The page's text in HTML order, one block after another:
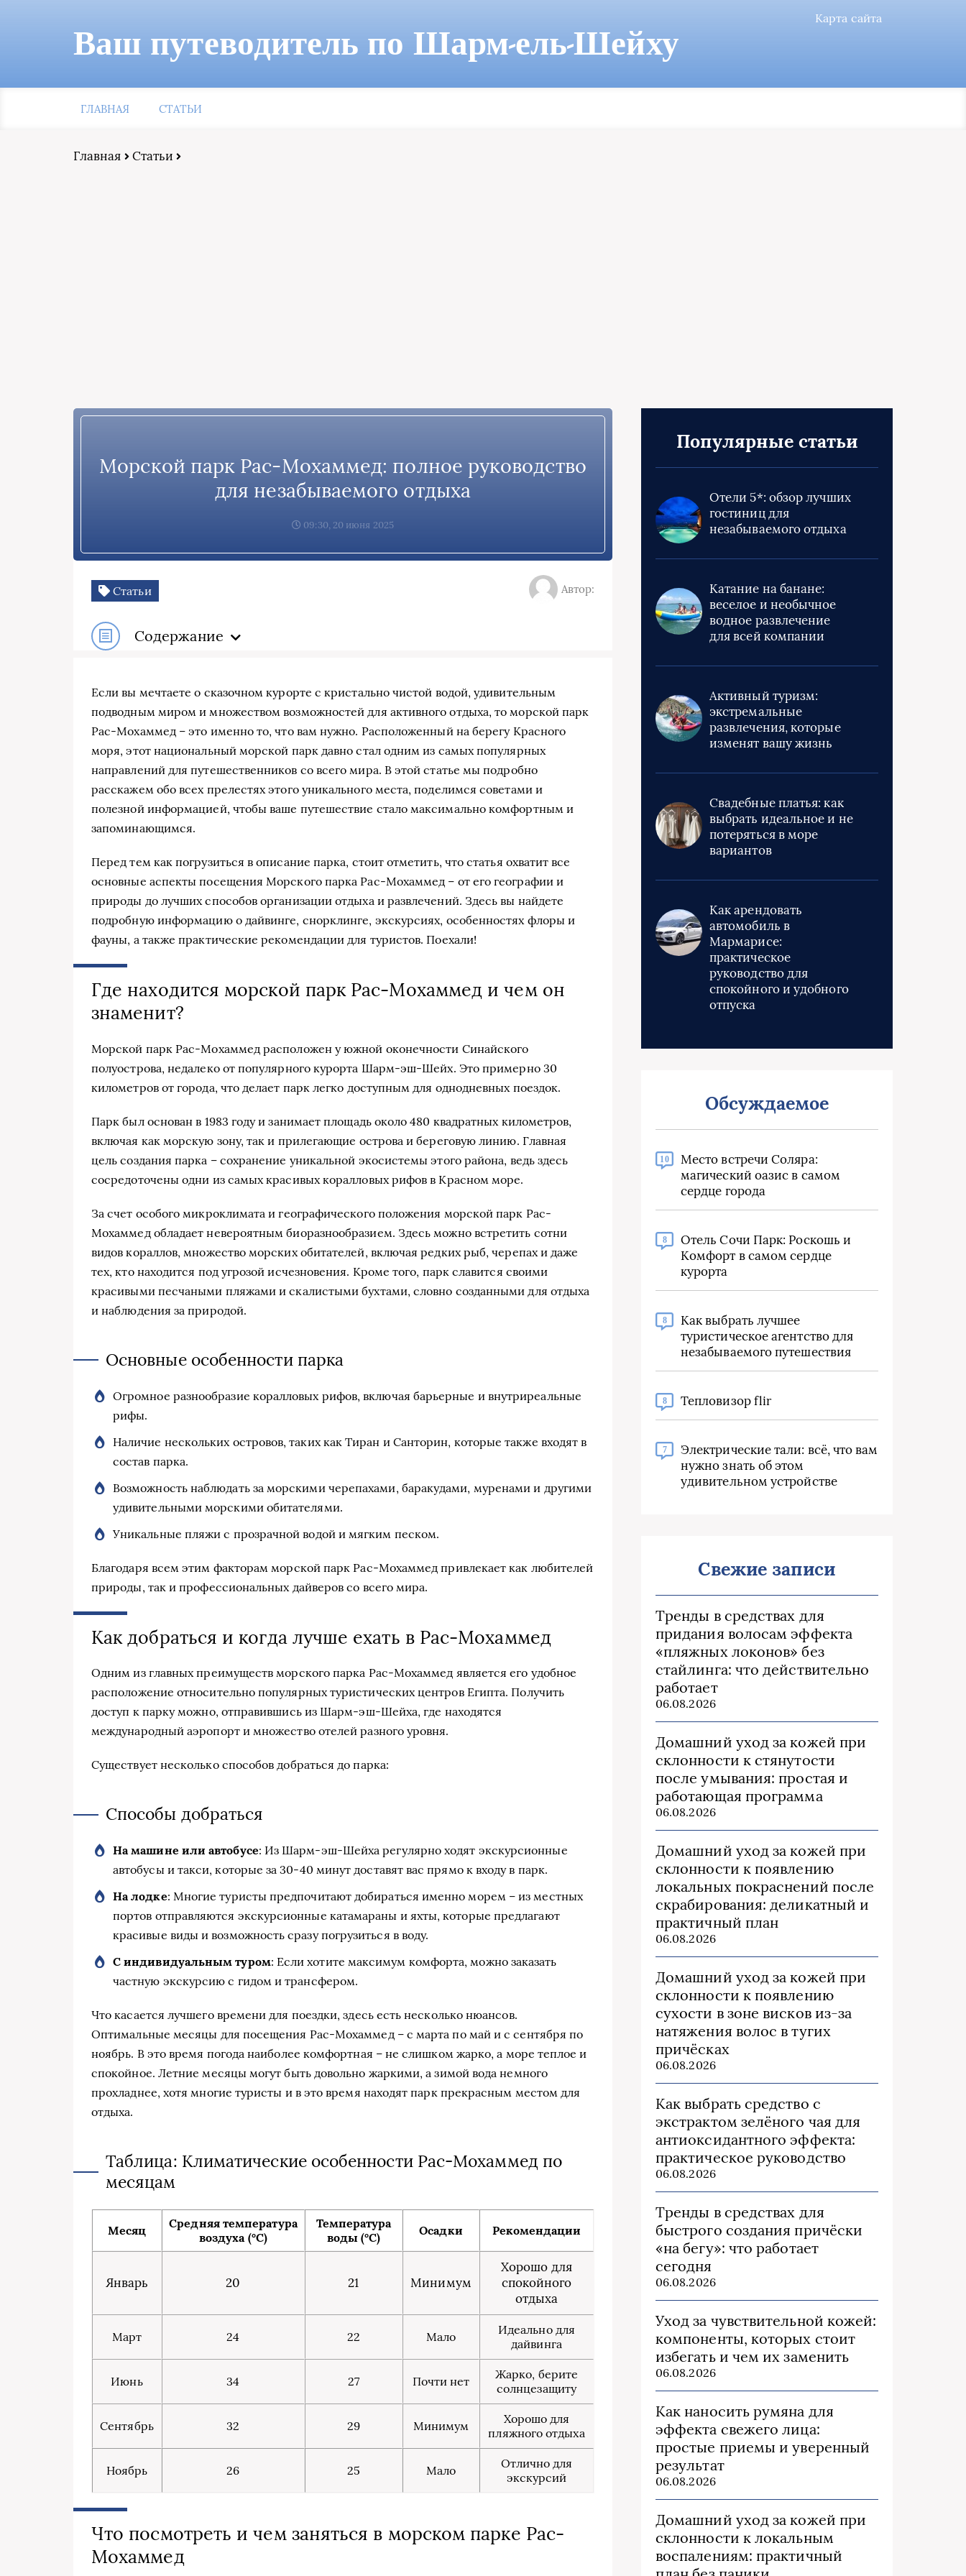
Карта сайта
Ваш путеводитель по Шарм-ель-Шейху
ГЛАВНАЯ СТАТЬИ
Главная Статьи
Морской парк Рас-Мохаммед: полное руководство
для незабываемого отдыха
09:30, 20 июня 2025
Статьи Автор:
Содержание
Если вы мечтаете о сказочном курорте с кристально чистой водой, удивительным
подводным миром и множеством возможностей для активного отдыха, то морской парк
Рас-Мохаммед – это именно то, что вам нужно. Расположенный на берегу Красного
моря, этот национальный морской парк давно стал одним из самых популярных
направлений для путешественников со всего мира. В этой статье мы подробно
расскажем обо всех прелестях этого уникального места, поделимся советами и
полезной информацией, чтобы ваше путешествие стало максимально комфортным и
запоминающимся.
Перед тем как погрузиться в описание парка, стоит отметить, что статья охватит все
основные аспекты посещения Морского парка Рас-Мохаммед – от его географии и
природы до лучших способов организации отдыха и развлечений. Здесь вы найдете
подробную информацию о дайвинге, снорклинге, экскурсиях, особенностях флоры и
фауны, а также практические рекомендации для туристов. Поехали!
Где находится морской парк Рас-Мохаммед и чем он
знаменит?
Морской парк Рас-Мохаммед расположен у южной оконечности Синайского
полуострова, недалеко от популярного курорта Шарм-эш-Шейх. Это примерно 30
километров от города, что делает парк легко доступным для однодневных поездок.
Парк был основан в 1983 году и занимает площадь около 480 квадратных километров,
включая как морскую зону, так и прилегающие острова и береговую линию. Главная
цель создания парка – сохранение уникальной экосистемы этого района, ведь здесь
сосредоточены одни из самых красивых коралловых рифов в Красном море.
За счет особого микроклимата и географического положения морской парк Рас-
Мохаммед обладает невероятным биоразнообразием. Здесь можно встретить сотни
видов кораллов, множество морских обитателей, включая редких рыб, черепах и даже
тех, кто находится под угрозой исчезновения. Кроме того, парк славится своими
красивыми песчаными пляжами и скалистыми бухтами, словно созданными для отдыха
и наблюдения за природой.
Основные особенности парка
Огромное разнообразие коралловых рифов, включая барьерные и внутриреальные
рифы.
Наличие нескольких островов, таких как Тиран и Санторин, которые также входят в
состав парка.
Возможность наблюдать за морскими черепахами, баракудами, муренами и другими
удивительными морскими обитателями.
Уникальные пляжи с прозрачной водой и мягким песком.
Благодаря всем этим факторам морской парк Рас-Мохаммед привлекает как любителей
природы, так и профессиональных дайверов со всего мира.
Как добраться и когда лучше ехать в Рас-Мохаммед
Одним из главных преимуществ морского парка Рас-Мохаммед является его удобное
расположение относительно популярных туристических центров Египта. Получить
доступ к парку можно, отправившись из Шарм-эш-Шейха, где находятся
международный аэропорт и множество отелей разного уровня.
Существует несколько способов добраться до парка:
Способы добраться
На машине или автобусе: Из Шарм-эш-Шейха регулярно ходят экскурсионные
автобусы и такси, которые за 30-40 минут доставят вас прямо к входу в парк.
На лодке: Многие туристы предпочитают добираться именно морем – из местных
портов отправляются экскурсионные катамараны и яхты, которые предлагают
красивые виды и возможность сразу погрузиться в воду.
С индивидуальным туром: Если хотите максимум комфорта, можно заказать
частную экскурсию с гидом и трансфером.
Что касается лучшего времени для поездки, здесь есть несколько нюансов.
Оптимальные месяцы для посещения Рас-Мохаммед – с марта по май и с сентября по
ноябрь. В это время погода наиболее комфортная – не слишком жарко, а море теплое и
спокойное. Летние месяцы могут быть довольно жаркими, а зимой вода немного
прохладнее, хотя многие туристы и в это время находят парк прекрасным местом для
отдыха.
Таблица: Климатические особенности Рас-Мохаммед по
месяцам
Месяц
Средняя температура
воздуха (°C)
Температура
воды (°C)
Осадки Рекомендации
Январь 20 21 Минимум
Хорошо для
спокойного
отдыха
Март 24 22 Мало
Идеально для
дайвинга
Июнь 34 27 Почти нет
Жарко, берите
солнцезащиту
Сентябрь 32 29 Минимум
Хорошо для
пляжного отдыха
Ноябрь 26 25 Мало
Отлично для
экскурсий
Что посмотреть и чем заняться в морском парке Рас-
Мохаммед
Популярные статьи
Отели 5*: обзор лучших
гостиниц для
незабываемого отдыха
Катание на банане:
веселое и необычное
водное развлечение
для всей компании
Активный туризм:
экстремальные
развлечения, которые
изменят вашу жизнь
Свадебные платья: как
выбрать идеальное и не
потеряться в море
вариантов
Как арендовать
автомобиль в
Мармарисе:
практическое
руководство для
спокойного и удобного
отпуска
Обсуждаемое
10
Место встречи Соляра:
магический оазис в самом
сердце города
8
Отель Сочи Парк: Роскошь и
Комфорт в самом сердце
курорта
8
Как выбрать лучшее
туристическое агентство для
незабываемого путешествия
8 Тепловизор flir
7
Электрические тали: всё, что вам
нужно знать об этом
удивительном устройстве
Свежие записи
Тренды в средствах для
придания волосам эффекта
«пляжных локонов» без
стайлинга: что действительно
работает
06.08.2026
Домашний уход за кожей при
склонности к стянутости
после умывания: простая и
работающая программа
06.08.2026
Домашний уход за кожей при
склонности к появлению
локальных покраснений после
скрабирования: деликатный и
практичный план
06.08.2026
Домашний уход за кожей при
склонности к появлению
сухости в зоне висков из‑за
натяжения волос в тугих
причёсках
06.08.2026
Как выбрать средство с
экстрактом зелёного чая для
антиоксидантного эффекта:
практическое руководство
06.08.2026
Тренды в средствах для
быстрого создания причёски
«на бегу»: что работает
сегодня
06.08.2026
Уход за чувствительной кожей:
компоненты, которых стоит
избегать и чем их заменить
06.08.2026
Как наносить румяна для
эффекта свежего лица:
простые приемы и уверенный
результат
06.08.2026
Домашний уход за кожей при
склонности к локальным
воспалениям: практичный